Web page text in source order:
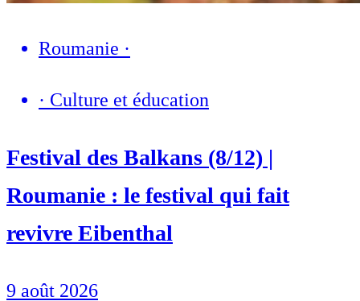
Roumanie ·
· Culture et éducation
Festival des Balkans (8/12) |
Roumanie : le festival qui fait
revivre Eibenthal
9 août 2026